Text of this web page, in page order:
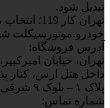
تبدیل شود.
تهران کار
خودرو.موتورسیکلت
آدرس فروشگاه:
تهران، خیابان
داخل هتل ارس، کنار
پلاک ۱ – بلوک ۹ شرقی
شماره تماس: